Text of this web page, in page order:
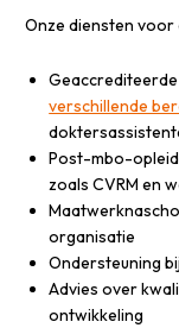
Onze diensten voor
verschillende
Post-mbo-
zoals CVRM en
organisatie
Ondersteuning
Advies over
ontwikkeling